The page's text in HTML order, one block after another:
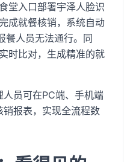
堂入口部署宇泽人脸识
成就餐核销，系统自动
餐人员无法通行。同
时比对，生成精准的就
员可在PC端、手机端
报表，实现全流程数